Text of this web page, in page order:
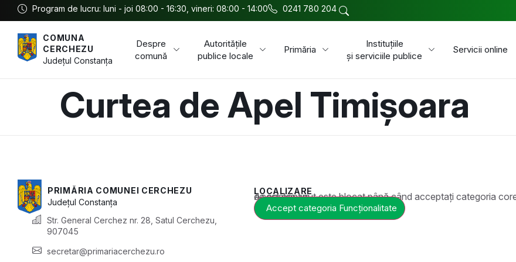
Program de lucru: luni - joi 08:00 - 16:30, vineri: 08:00 - 14:00 0241 780 204
COMUNA
CERCHEZU
JudețulConstanța
Despre
comună
Autoritățile
publice locale
Primăria
Instituțiile
și serviciile publice
Servicii online
Curtea de Apel Timișoara
PRIMĂRIA COMUNEI CERCHEZU
JudețulConstanța
Str. General Cerchez nr. 28, Satul Cerchezu,
907045
secretar@primariacerchezu.ro
LOCALIZARE
Acest conținut este blocat până când acceptați categoria corespunzătoare de cookie-uri.
Accept categoria Funcționalitate